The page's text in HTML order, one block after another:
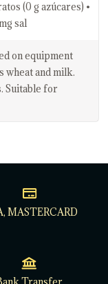
(0 g azúcares) •
sal
on equipment
wheat and milk.
Suitable for
MASTERCARD